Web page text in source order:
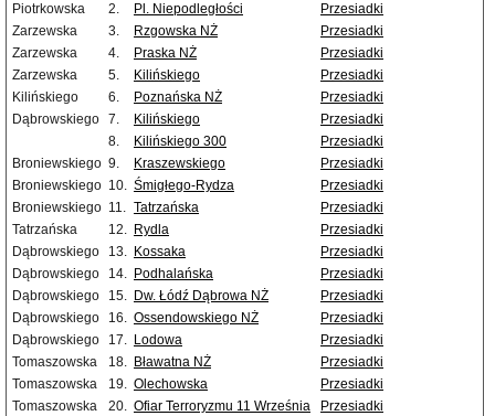
Piotrkowska
2. Pl. Niepodległości
Przesiadki
Zarzewska
3. Rzgowska NŻ
Przesiadki
Zarzewska
4. Praska NŻ
Przesiadki
Zarzewska
5. Kilińskiego
Przesiadki
Kilińskiego
6. Poznańska NŻ
Przesiadki
Dąbrowskiego 7. Kilińskiego
Przesiadki
8.
Kilińskiego 300
Przesiadki
Broniewskiego 9. Kraszewskiego
Przesiadki
Broniewskiego 10. Śmigłego-Rydza
Przesiadki
Broniewskiego 11. Tatrzańska
Przesiadki
Tatrzańska
12. Rydla
Przesiadki
Dąbrowskiego
13. Kossaka
Przesiadki
Dąbrowskiego
14. Podhalańska
Przesiadki
Dąbrowskiego
15. Dw. Łódź Dąbrowa NŻ
Przesiadki
Dąbrowskiego
16. Ossendowskiego NŻ
Przesiadki
Dąbrowskiego
17. Lodowa
Przesiadki
Tomaszowska
18. Bławatna NŻ
Przesiadki
Tomaszowska
19. Olechowska
Przesiadki
Tomaszowska
20. Ofiar Terroryzmu 11 Września
Przesiadki